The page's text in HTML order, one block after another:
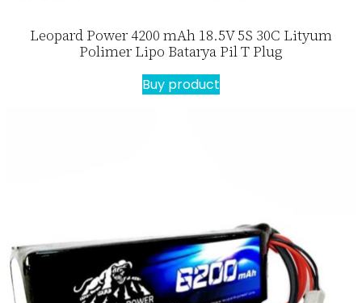
Leopard Power 4200 mAh 18.5V 5S 30C Lityum
Polimer Lipo Batarya Pil T Plug
Buy product